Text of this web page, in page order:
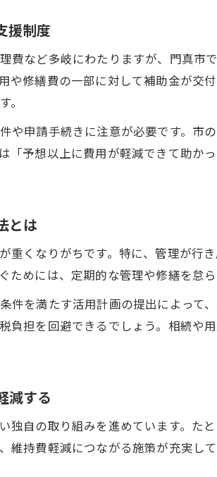
援制度
費など多岐にわたりますが、門真市
や修繕費の一部に対して補助金が交
。
や申請手続きに注意が必要です。市
「予想以上に費用が軽減できて助
とは
重くなりがちです。特に、管理が行
ためには、定期的な管理や修繕を怠
件を満たす活用計画の提出によっ
負担を回避できるでしょう。相続や
減する
独自の取り組みを進めています。
維持費軽減につながる施策が充実し